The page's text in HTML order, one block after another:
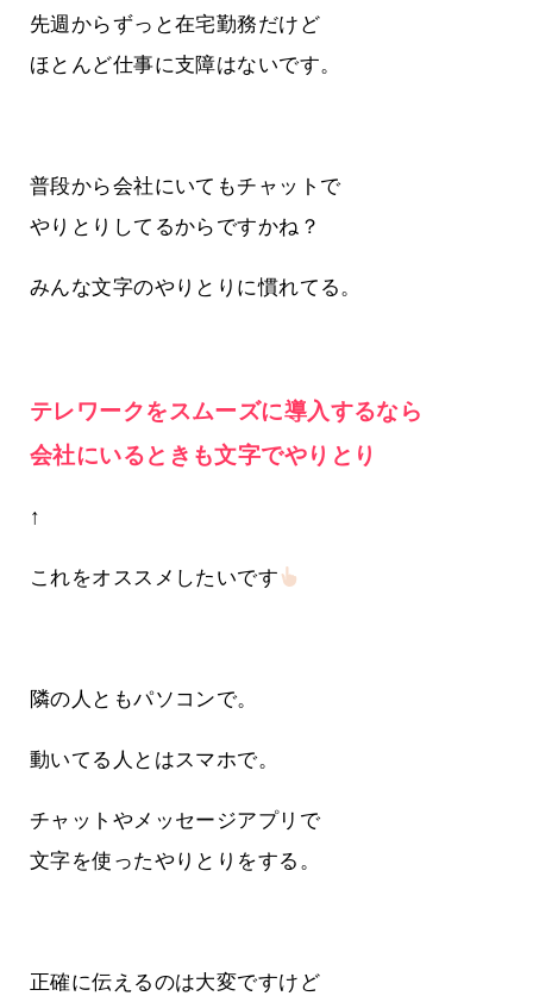
先週からずっと在宅勤務だけど
ほとんど仕事に支障はないです。
普段から会社にいてもチャットで
やりとりしてるからですかね？
みんな文字のやりとりに慣れてる。
テレワークをスムーズに導入するなら
会社にいるときも文字でやりとり
↑
これをオススメしたいです
隣の人ともパソコンで。
動いてる人とはスマホで。
チャットやメッセージアプリで
文字を使ったやりとりをする。
正確に伝えるのは大変ですけど